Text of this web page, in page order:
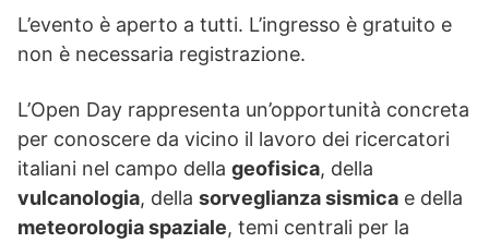
L’evento è aperto a tutti. L’ingresso è gratuito e
non è necessaria registrazione.
L’Open Day rappresenta un’opportunità concreta
per conoscere da vicino il lavoro dei ricercatori
italiani nel campo della geofisica, della
vulcanologia, della sorveglianza sismica e della
meteorologia spaziale, temi centrali per la